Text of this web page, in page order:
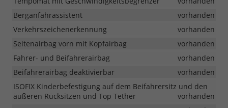
Berganfahrassistent
vorhanden
Verkehrszeichenerkennung
vorhanden
Seitenairbag vorn mit Kopfairbag
vorhanden
Fahrer- und Beifahrerairbag
vorhanden
Beifahrerairbag deaktivierbar
vorhanden
ISOFIX Kinderbefestigung auf dem Beifahrersitz und den
äußeren Rücksitzen und Top Tether
vorhanden